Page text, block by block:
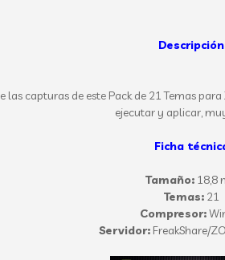
Descripción
las capturas de este Pack de 21 Temas
ejecutar y aplicar,
Ficha
Tamaño: 18,8
Temas:21
Compresor:
Servidor: FreakShare/